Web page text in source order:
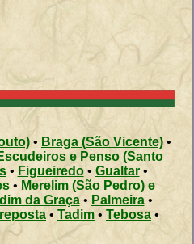
• Braga (São Vicente)•
e Penso (Santo
• Figueiredo• Gualtar•
• Merelim (São Pedro) e
da Graça• Palmeira•
• Tadim • Tebosa•